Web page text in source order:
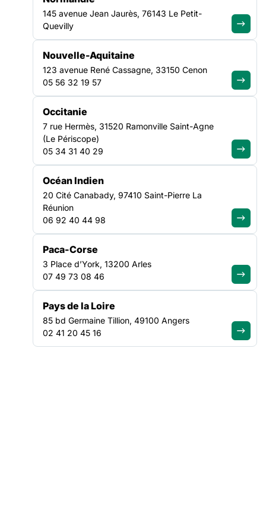
Lisez la tribune ici
NOS ACTUALITÉS
Suivez le mouvement de la
solidarité
VEILLE SOCIALE, HÉBERGEMENT ET LOGEMENT
NATIONAL
145 avenue Jean Jaurès, 76143 Le Petit-
Quevilly
Nouvelle-Aquitaine
123 avenue René Cassagne, 33150 Cenon
05 56 32 19 57
Occitanie
7 rue Hermès, 31520 Ramonville Saint-Agne
(Le Périscope)
05 34 31 40 29
Océan Indien
20 Cité Canabady, 97410 Saint-Pierre La
Réunion
06 92 40 44 98
Paca-Corse
3 Place d’York, 13200 Arles
07 49 73 08 46
Pays de la Loire
85 bd Germaine Tillion, 49100 Angers
02 41 20 45 16